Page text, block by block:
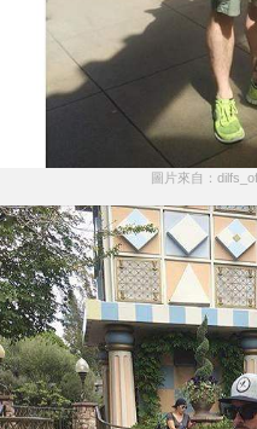
圖片來自：